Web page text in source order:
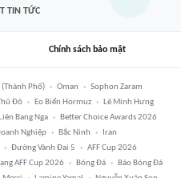
TIN TỨC
Chính sách bảo mật
(thành Phố) Oman
Sophon Zaram
Đô Eo Biển Hormuz
Lê Minh Hưng
Liên Bang Nga
Better Choice Awards 2026
Nghiệp Bắc Ninh
Iran
Đường Vành Đai 5
AFF Cup 2026
AFF Cup 2026 Bóng Đá
Báo Bóng Đá